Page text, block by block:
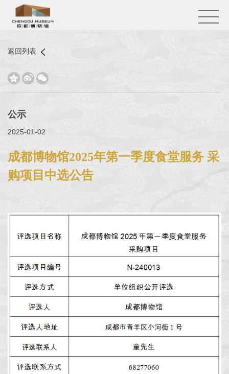
返回列表
  
公示
2025-01-02
成都博物馆2025年第一季度食堂服务 采
购项目中选公告